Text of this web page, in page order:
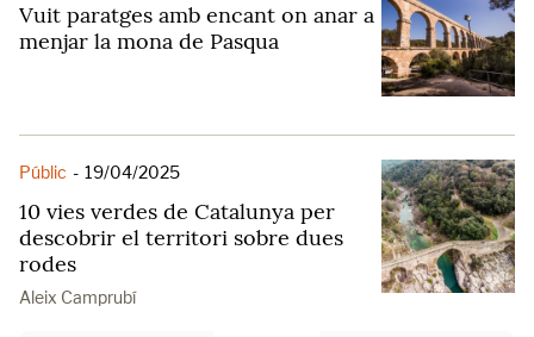
Vuit paratges amb encant on anar a
menjar la mona de Pasqua
Públic - 19/04/2025
10 vies verdes de Catalunya per
descobrir el territori sobre dues
rodes
Aleix Camprubí